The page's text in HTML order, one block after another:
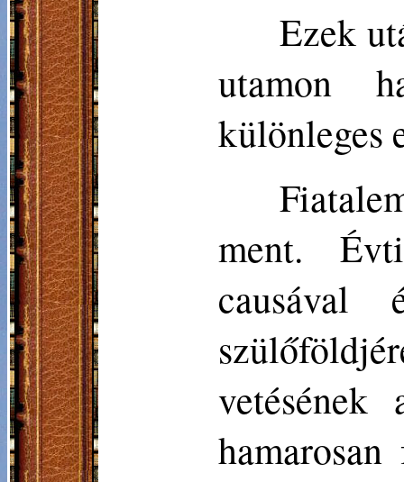
Ezek
utamon
különleges
ment.
causával
vetésének